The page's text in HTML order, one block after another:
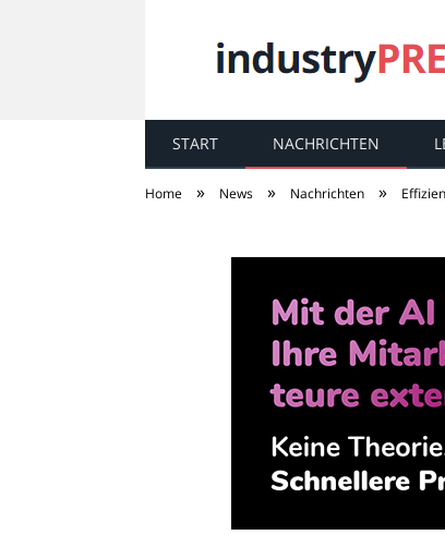
industryPRESS
START NACHRICHTEN
Home » News » Nachrichten »